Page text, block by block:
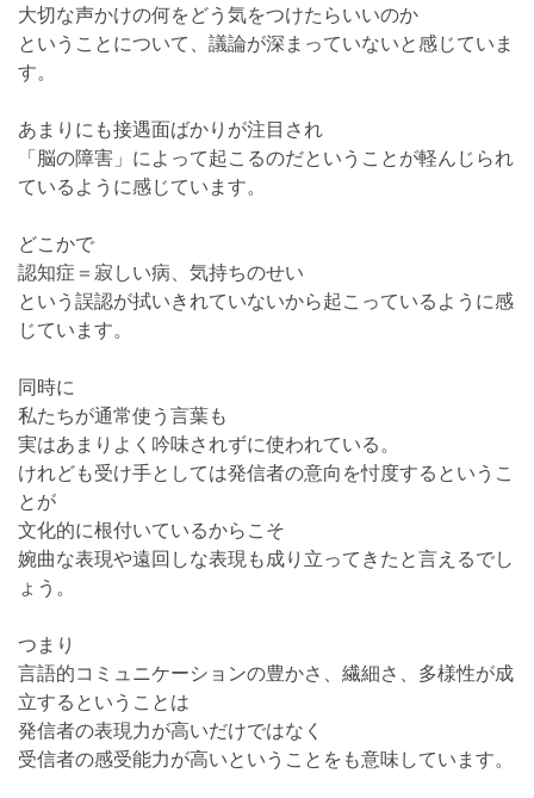
大切な声かけの何をどう気をつけたらいいのか
ということについて、議論が深まっていないと感じていま
す。
あまりにも接遇面ばかりが注目され
「脳の障害」によって起こるのだということが軽んじられ
ているように感じています。
どこかで
認知症＝寂しい病、気持ちのせい
という誤認が拭いきれていないから起こっているように感
じています。
同時に
私たちが通常使う言葉も
実はあまりよく吟味されずに使われている。
けれども受け手としては発信者の意向を忖度するというこ
とが
文化的に根付いているからこそ
婉曲な表現や遠回しな表現も成り立ってきたと言えるでし
ょう。
つまり
言語的コミュニケーションの豊かさ、繊細さ、多様性が成
立するということは
発信者の表現力が高いだけではなく
受信者の感受能力が高いということをも意味しています。